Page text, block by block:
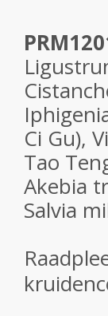
Ci Gu),
Tao
Akebia
Salvia